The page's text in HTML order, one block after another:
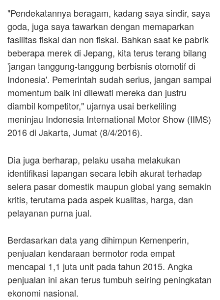
"Pendekatannya beragam, kadang saya sindir, saya
goda, juga saya tawarkan dengan memaparkan
fasilitas fiskal dan non fiskal. Bahkan saat ke pabrik
beberapa merek di Jepang, kita terus terang bilang
'jangan tanggung-tanggung berbisnis otomotif di
Indonesia'. Pemerintah sudah serius, jangan sampai
momentum baik ini dilewati mereka dan justru
diambil kompetitor," ujarnya usai berkeliling
meninjau Indonesia International Motor Show (IIMS)
2016 di Jakarta, Jumat (8/4/2016).
Dia juga berharap, pelaku usaha melakukan
identifikasi lapangan secara lebih akurat terhadap
selera pasar domestik maupun global yang semakin
kritis, terutama pada aspek kualitas, harga, dan
pelayanan purna jual.
Berdasarkan data yang dihimpun Kemenperin,
penjualan kendaraan bermotor roda empat
mencapai 1,1 juta unit pada tahun 2015. Angka
penjualan ini akan terus tumbuh seiring peningkatan
ekonomi nasional.